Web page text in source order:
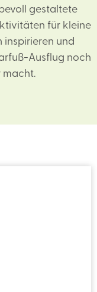
gestaltete
für kleine
inspirieren und
Ausflug noch